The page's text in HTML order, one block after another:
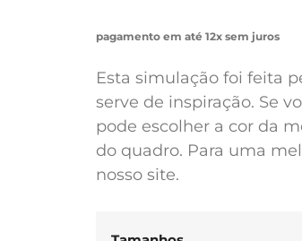
pagamento em até 12x sem juros
Esta simulação foi feita
serve de inspiração. Se
pode escolher a cor da
do quadro. Para uma
nosso site.